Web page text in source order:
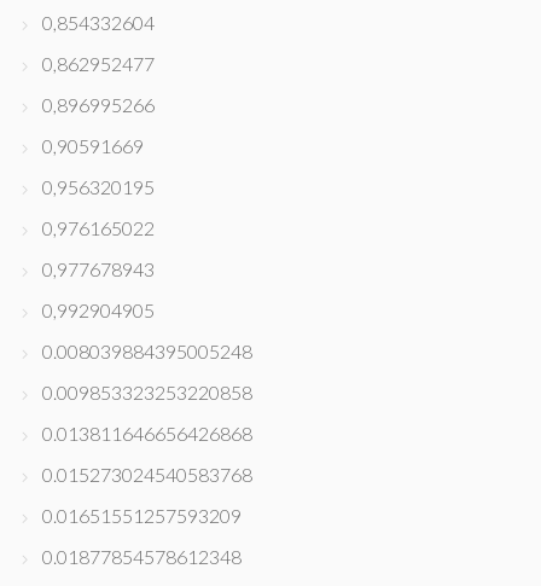
0,854332604
0,862952477
0,896995266
0,90591669
0,956320195
0,976165022
0,977678943
0,992904905
0.008039884395005248
0.009853323253220858
0.013811646656426868
0.015273024540583768
0.01651551257593209
0.01877854578612348